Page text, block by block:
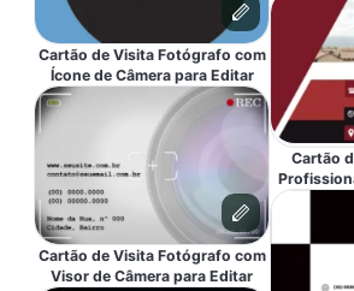
Cartão de Visita Fotógrafo com
Ícone de Câmera para Editar
Cartão de Visita Fotógrafo com
Visor de Câmera para Editar
Cartão